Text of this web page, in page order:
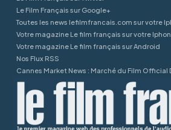
Le Film Français sur Google+
Toutes les news lefilmfrancais.com sur votre
Votre magazine Le film français sur votre
Votre magazine Le film français sur Android
Nos Flux RSS
Cannes Market News : Marché du Film Official